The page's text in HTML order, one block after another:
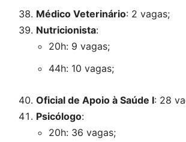
Médico Veterinário: 2 vagas;
Nutricionista:
20h: 9 vagas;
44h: 10 vagas;
Oficial de Apoio à Saúde I: 28
Psicólogo:
20h: 36 vagas;